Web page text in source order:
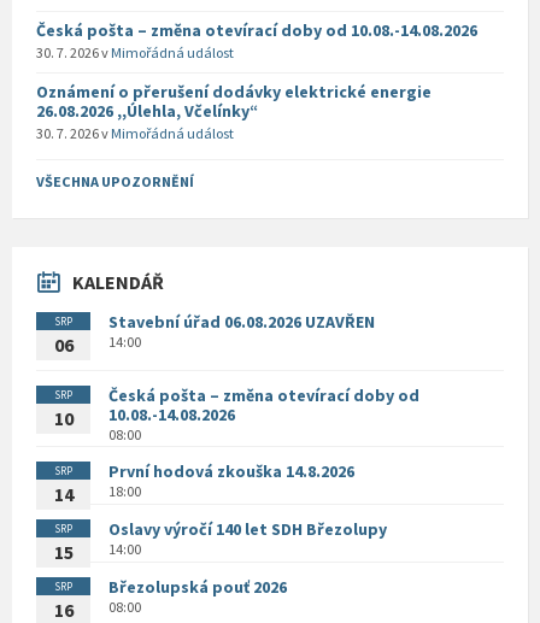
Česká pošta – změna otevírací doby od 10.08.-14.08.2026
30. 7. 2026v Mimořádná událost
Oznámení o přerušení dodávky elektrické energie
26.08.2026 ,,Úlehla, Včelínky“
30. 7. 2026v Mimořádná událost
VŠECHNA UPOZORNĚNÍ
KALENDÁŘ
SRP
06
Stavební úřad 06.08.2026 UZAVŘEN
14:00
SRP
10
Česká pošta – změna otevírací doby od
10.08.-14.08.2026
08:00
SRP
14
První hodová zkouška 14.8.2026
18:00
SRP
15
Oslavy výročí 140 let SDH Březolupy
14:00
SRP
16
Březolupská pouť 2026
08:00